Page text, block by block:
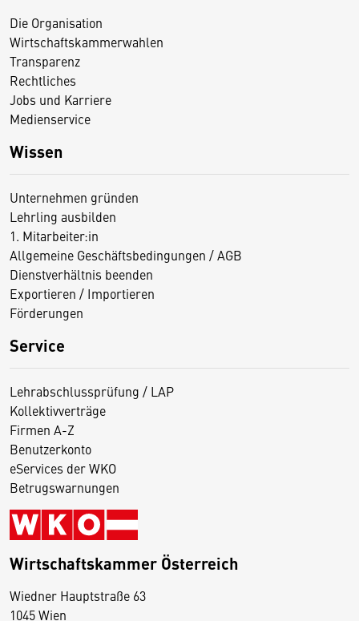
Die Organisation
Wirtschaftskammerwahlen
Transparenz
Rechtliches
Jobs und Karriere
Medienservice
Wissen
Unternehmen gründen
Lehrling ausbilden
1. Mitarbeiter:in
Allgemeine Geschäftsbedingungen / AGB
Dienstverhältnis beenden
Exportieren / Importieren
Förderungen
Service
Lehrabschlussprüfung / LAP
Kollektivverträge
Firmen A-Z
Benutzerkonto
eServices der WKO
Betrugswarnungen
Wirtschaftskammer Österreich
Wiedner Hauptstraße 63
1045 Wien
D